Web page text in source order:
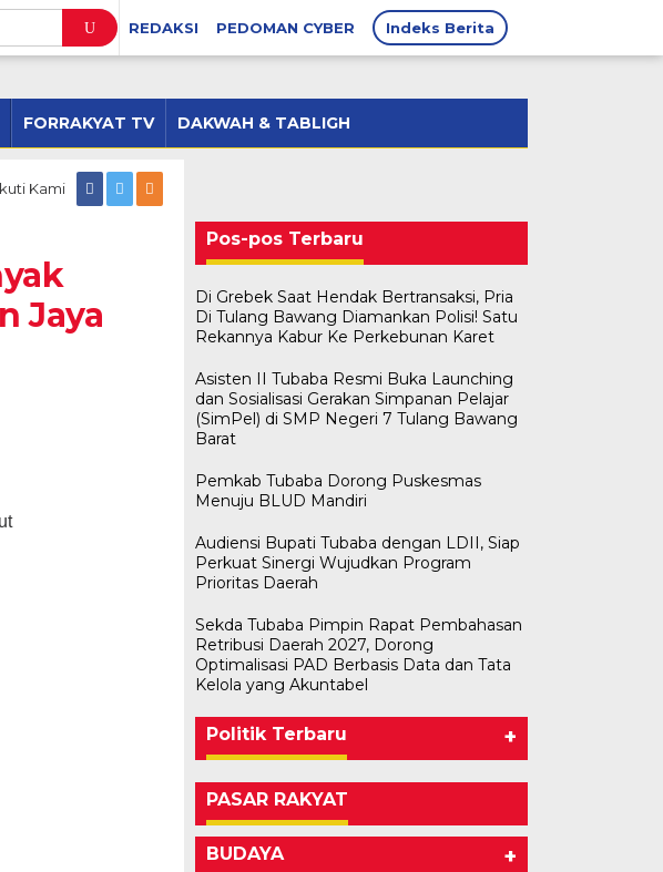
REDAKSI PEDOMAN CYBER Indeks Berita
FORRAKYAT TV DAKWAH & TABLIGH
Kami
Jaya
Pos-pos Terbaru
Di Grebek Saat Hendak Bertransaksi, Pria
Di Tulang Bawang Diamankan Polisi! Satu
Rekannya Kabur Ke Perkebunan Karet
Asisten II Tubaba Resmi Buka Launching
dan Sosialisasi Gerakan Simpanan Pelajar
(SimPel) di SMP Negeri 7 Tulang Bawang
Barat
Pemkab Tubaba Dorong Puskesmas
Menuju BLUD Mandiri
Audiensi Bupati Tubaba dengan LDII, Siap
Perkuat Sinergi Wujudkan Program
Prioritas Daerah
Sekda Tubaba Pimpin Rapat Pembahasan
Retribusi Daerah 2027, Dorong
Optimalisasi PAD Berbasis Data dan Tata
Kelola yang Akuntabel
Politik Terbaru +
PASAR RAKYAT
BUDAYA +